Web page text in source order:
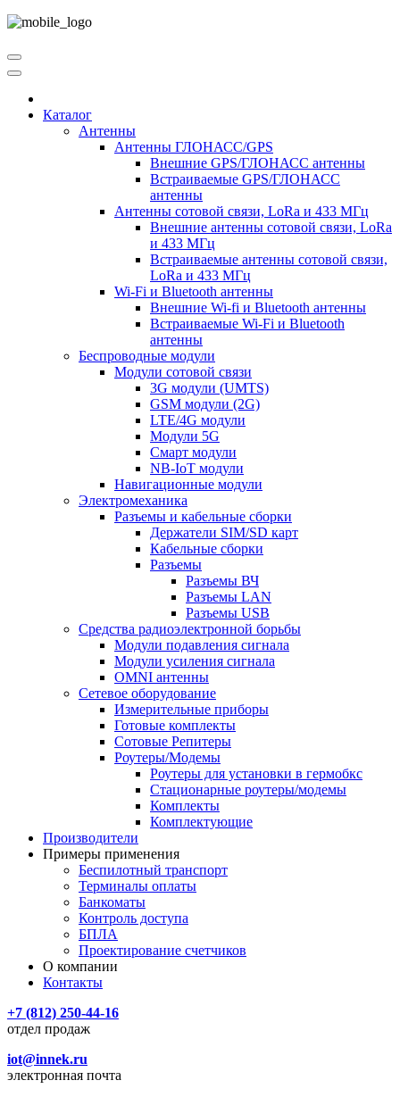
Каталог
Антенны
Антенны ГЛОНАСС/GPS
Внешние GPS/ГЛОНАСС антенны
Встраиваемые GPS/ГЛОНАСС
антенны
Антенны сотовой связи, LoRa и 433 МГц
Внешние антенны сотовой связи, LoRa
и 433 МГц
Встраиваемые антенны сотовой связи,
LoRa и 433 МГц
Wi-Fi и Bluetooth антенны
Внешние Wi-fi и Bluetooth антенны
Встраиваемые Wi-Fi и Bluetooth
антенны
Беспроводные модули
Модули сотовой связи
3G модули (UMTS)
GSM модули (2G)
LTE/4G модули
Модули 5G
Смарт модули
NB-IoT модули
Навигационные модули
Электромеханика
Разъемы и кабельные сборки
Держатели SIM/SD карт
Кабельные сборки
Разъемы
Разъемы ВЧ
Разъемы LAN
Разъемы USB
Средства радиоэлектронной борьбы
Модули подавления сигнала
Модули усиления сигнала
OMNI антенны
Сетевое оборудование
Измерительные приборы
Готовые комплекты
Сотовые Репитеры
Роутеры/Модемы
Роутеры для установки в гермобкс
Стационарные роутеры/модемы
Комплекты
Комплектующие
Производители
Примеры применения
Беспилотный транспорт
Терминалы оплаты
Банкоматы
Контроль доступа
БПЛА
Проектирование счетчиков
О компании
Контакты
+7 (812) 250-44-16
отдел продаж
iot@innek.ru
электронная почта